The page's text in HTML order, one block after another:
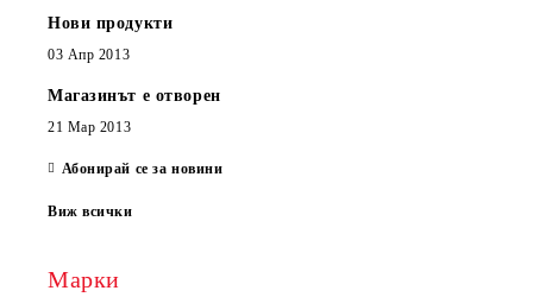
Нови продукти
03 Апр 2013
Магазинът е отворен
21 Мар 2013
Абонирай се за новини
Виж всички
Марки